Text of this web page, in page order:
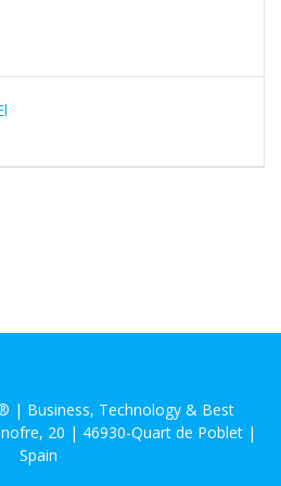
| Business, Technology & Best
20 | 46930-Quart de Poblet |
Spain